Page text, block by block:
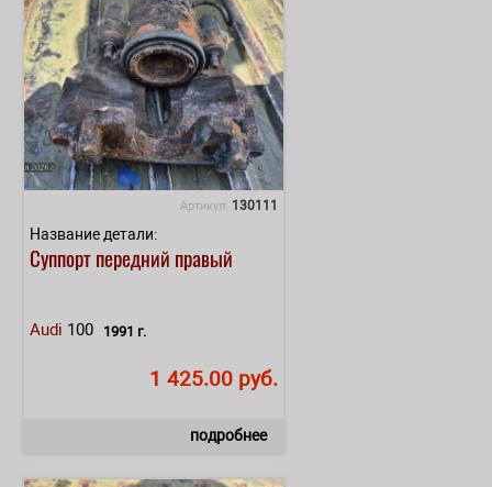
Артикул: 130111
Название детали:
Суппорт передний правый
Audi 100 1991 г.
1 425.00 руб.
подробнее